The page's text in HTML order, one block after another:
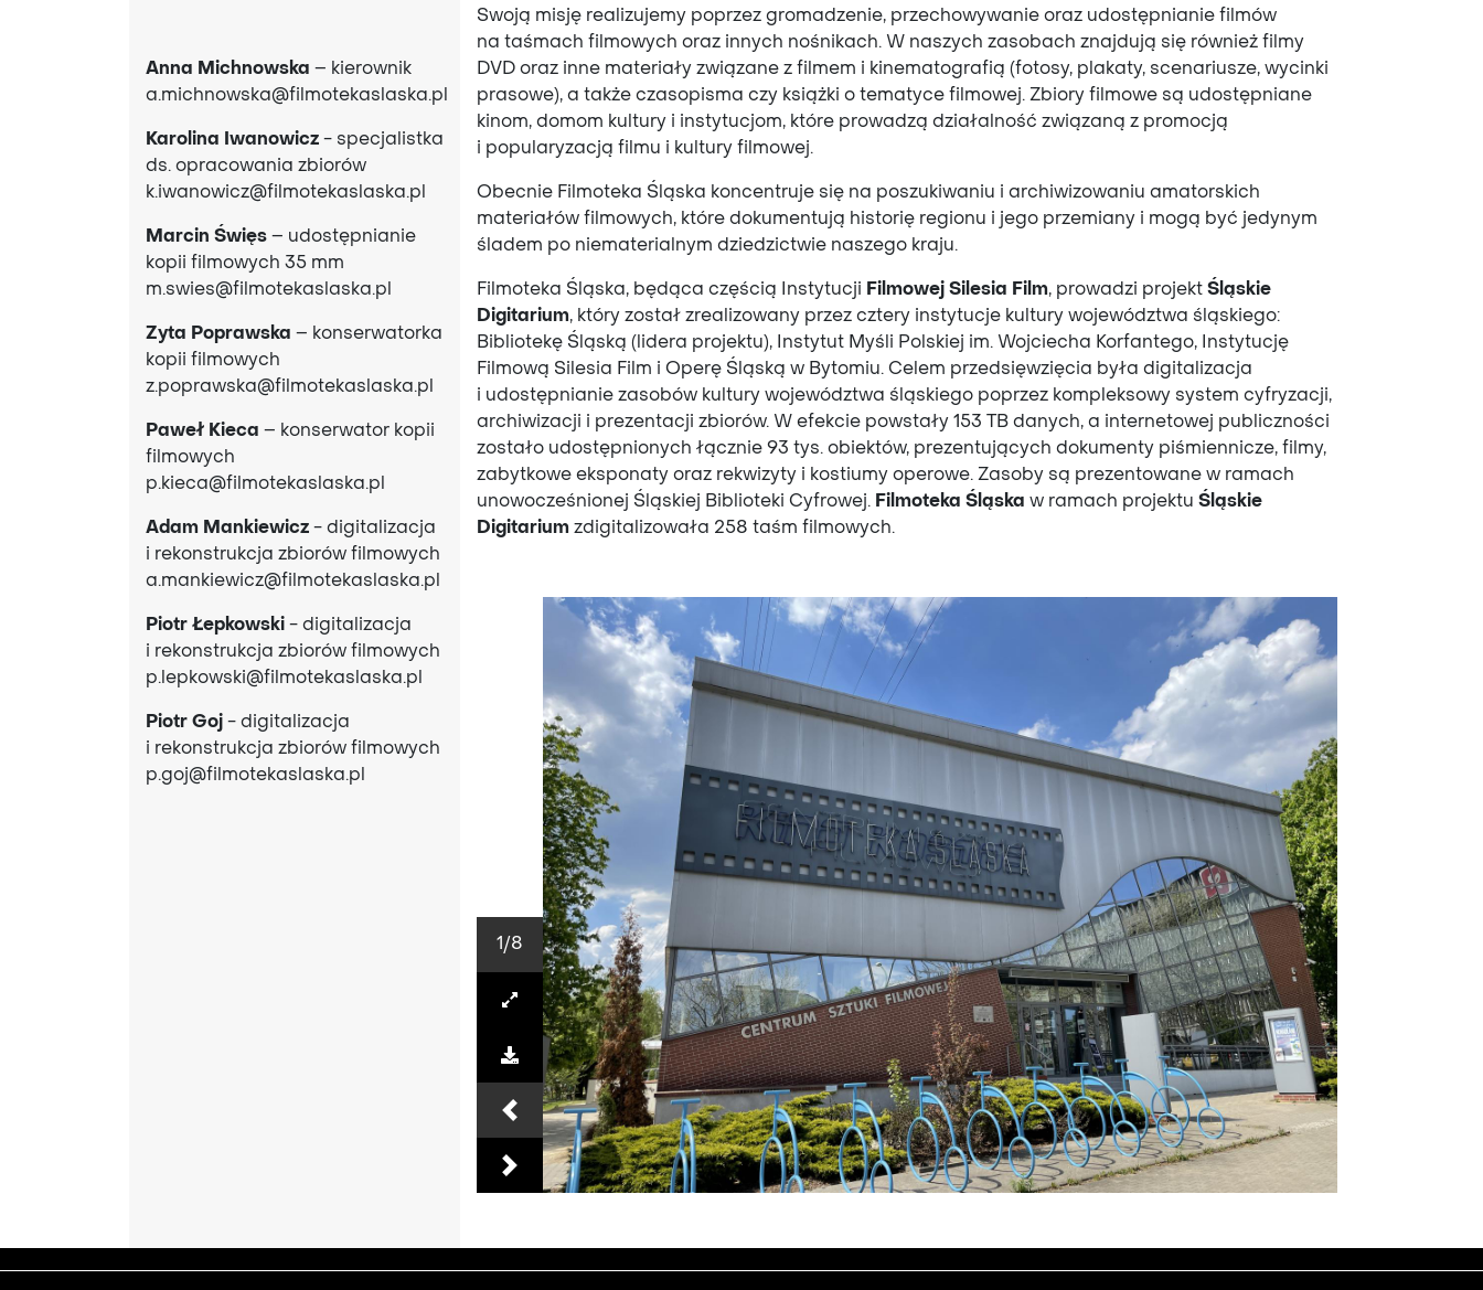
Anna Michnowska – kierownik
a.michnowska@filmotekaslaska.pl
Karolina Iwanowicz - specjalistka
ds. opracowania zbiorów
k.iwanowicz@filmotekaslaska.pl
Marcin Święs – udostępnianie
kopii filmowych 35 mm
m.swies@filmotekaslaska.pl
Zyta Poprawska – konserwatorka
kopii filmowych
z.poprawska@filmotekaslaska.pl
Paweł Kieca – konserwator kopii
filmowych
p.kieca@filmotekaslaska.pl
Adam Mankiewicz - digitalizacja
i rekonstrukcja zbiorów filmowych
a.mankiewicz@filmotekaslaska.pl
Piotr Łepkowski - digitalizacja
i rekonstrukcja zbiorów filmowych
p.lepkowski@filmotekaslaska.pl
Piotr Goj - digitalizacja
i rekonstrukcja zbiorów filmowych
p.goj@filmotekaslaska.pl
Swoją misję realizujemy poprzez gromadzenie, przechowywanie oraz udostępnianie filmów
na taśmach filmowych oraz innych nośnikach. W naszych zasobach znajdują się również filmy
DVD oraz inne materiały związane z filmem i kinematografią (fotosy, plakaty, scenariusze, wycinki
prasowe), a także czasopisma czy książki o tematyce filmowej. Zbiory filmowe są udostępniane
kinom, domom kultury i instytucjom, które prowadzą działalność związaną z promocją
i popularyzacją filmu i kultury filmowej.
Obecnie Filmoteka Śląska koncentruje się na poszukiwaniu i archiwizowaniu amatorskich
materiałów filmowych, które dokumentują historię regionu i jego przemiany i mogą być jedynym
śladem po niematerialnym dziedzictwie naszego kraju.
Filmoteka Śląska, będąca częścią Instytucji Filmowej Silesia Film, prowadzi projekt Śląskie
Digitarium, który został zrealizowany przez cztery instytucje kultury województwa śląskiego:
Bibliotekę Śląską (lidera projektu), Instytut Myśli Polskiej im. Wojciecha Korfantego, Instytucję
Filmową Silesia Film i Operę Śląską w Bytomiu. Celem przedsięwzięcia była digitalizacja
i udostępnianie zasobów kultury województwa śląskiego poprzez kompleksowy system cyfryzacji,
archiwizacji i prezentacji zbiorów. W efekcie powstały 153 TB danych, a internetowej publiczności
zostało udostępnionych łącznie 93 tys. obiektów, prezentujących dokumenty piśmiennicze, filmy,
zabytkowe eksponaty oraz rekwizyty i kostiumy operowe. Zasoby są prezentowane w ramach
unowocześnionej Śląskiej Biblioteki Cyfrowej. Filmoteka Śląska w ramach projektu Śląskie
Digitarium zdigitalizowała 258 taśm filmowych.
Previous
Next
1 /8